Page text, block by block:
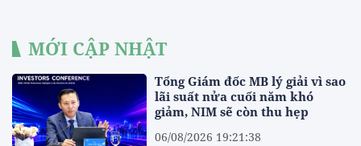
MỚI CẬP NHẬT
Tổng Giám đốc MB lý giải vì sao
lãi suất nửa cuối năm khó
giảm, NIM sẽ còn thu hẹp
06/08/2026 19:21:38